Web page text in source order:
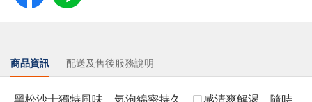
商品資訊 配送及售後服務說明
黑松沙士獨特風味，氣泡綿密持久，口感清爽解渴，隨時